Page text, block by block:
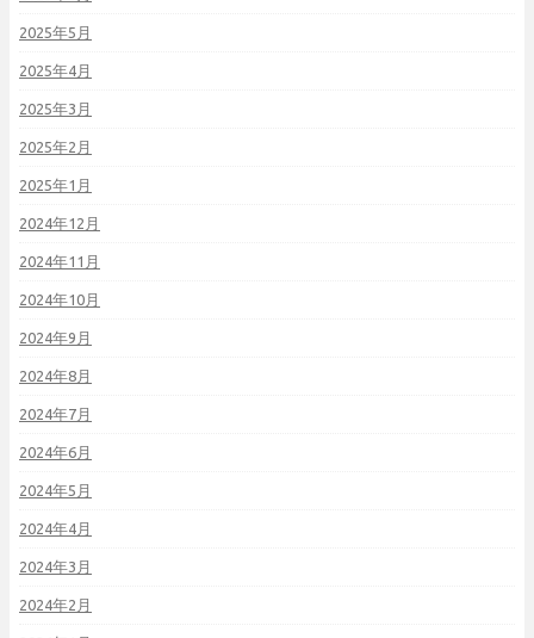
2025年5月
2025年4月
2025年3月
2025年2月
2025年1月
2024年12月
2024年11月
2024年10月
2024年9月
2024年8月
2024年7月
2024年6月
2024年5月
2024年4月
2024年3月
2024年2月